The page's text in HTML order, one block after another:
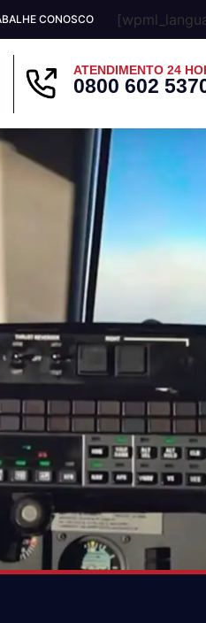
CONOSCO
ATENDIMENTO 24
0800 602